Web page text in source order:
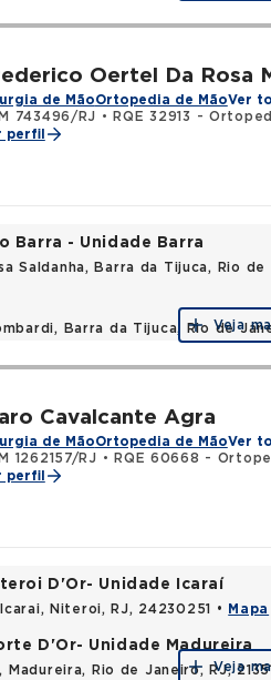
Oertel Da Rosa
de MãoOrtopedia de MãoVer
743496/RJ • RQE 32913 -
perfil
Barra - Unidade Barra
Saldanha, Barra da Tijuca, Rio de
Barra da Tijuca, Rio de
Veja
Cavalcante Agra
de MãoOrtopedia de MãoVer
1262157/RJ •
RQE 60668 -
perfil
D'Or- Unidade Icaraí
Niteroi, RJ, 24230251 • Mapa
D'Or- Unidade Madureira
Madureira, Rio de Janeiro, RJ,
Veja